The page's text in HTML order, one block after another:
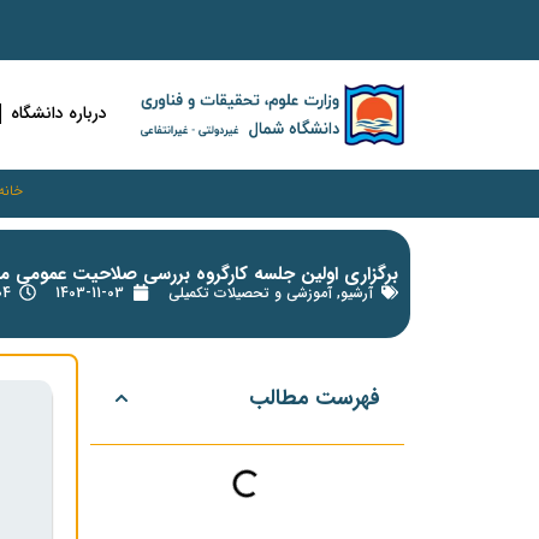
درباره دانشگاه
برگزاری اولین جلسه‌ کارگروه بررسی صلاحیت
آرشیو, آموزشی و تحصیلات تکمیلی 1403-11-03
فهرست مطالب